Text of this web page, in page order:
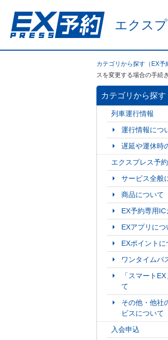
エクス
カテゴリから探す（EX予
スを変更する場合の手続
カテゴリから探す
列車運行情報
運行情報につ
遅延や運休時
エクスプレス予
サービス全般
商品について
EX予約専用
EXアプリにつ
EXポイントに
ワンタイムパ
「スマート
て
その他・他社
ビスについて
入会申込